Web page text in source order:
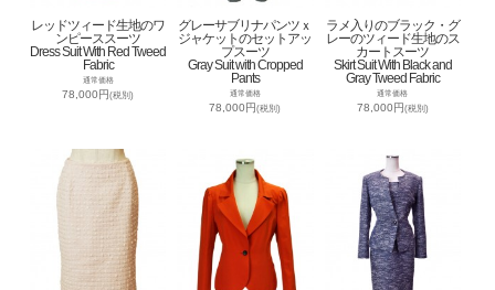
レッドツィード生地のワ
ンピーススーツ
Dress Suit With Red Tweed
Fabric
通常価格
78,000円(税別)
グレーサブリナパンツｘ
ジャケットのセットアッ
プスーツ
Gray Suit with Cropped
Pants
通常価格
78,000円(税別)
ラメ入りのブラック・グ
レーのツィード生地のス
カートスーツ
Skirt Suit With Black and
Gray Tweed Fabric
通常価格
78,000円(税別)